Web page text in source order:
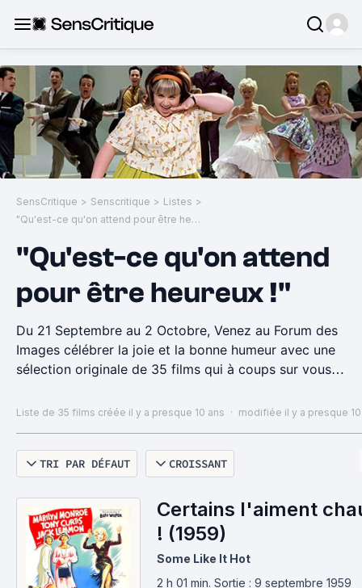
SensCritique > Senscritique > Listes >
"Qu'est-ce qu'on attend pour être heureux !"
"Qu'est-ce qu'on attend
pour être heureux !"
Du 21 Septembre au 2 Octobre, Venez au Forum des
Images célébrer la joie et la bonne humeur avec une
sélection originale de 35 films qui à coups sur vous
http://www.forumdesimages.fr/les-
programmes/heureux
Liste de 35 films créée il y a presque 10 ans · modifiée il y a presque
TRI PAR DÉFAUT CROISSANT
Certains l'aiment
! (1959)
Some Like It Hot
2 h 01 min. Sortie : 9 septembre 1959